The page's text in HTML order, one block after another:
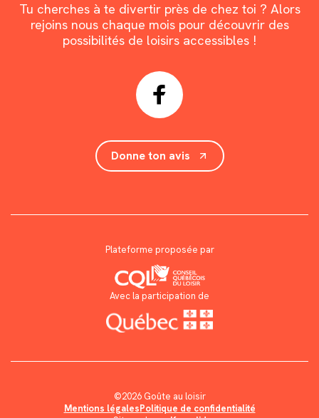
Tu cherches à te divertir près de chez toi ? Alors
rejoins nous chaque mois pour découvrir des
possibilités de loisirs accessibles !
Donne ton avis
Plateforme proposée par
Avec la participation de
©2026 Goûte au loisir
Mentions légalesPolitique de confidentialité